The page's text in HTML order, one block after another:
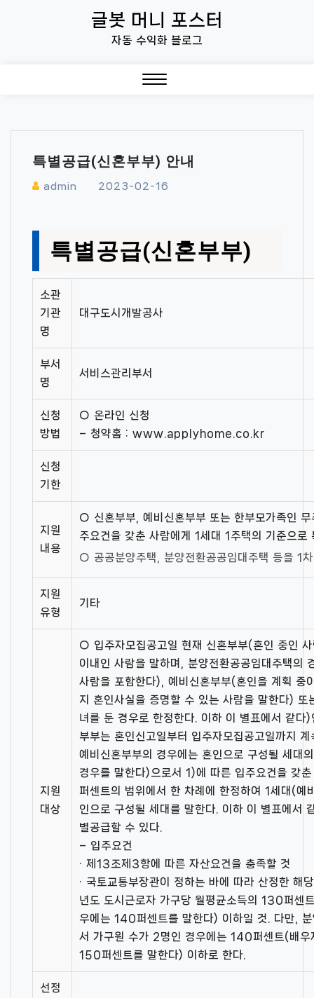
글봇 머니 포스터
자동 수익화 블로그
특별공급(신혼부부) 안내
admin 2023-02-16
특별공급(신혼부부)
소관
기관
명
대구도시개발공사
부서
명
서비스관리부서
신청
방법
○ 온라인 신청
– 청약홈 : www.applyhome.co.kr
신청
기한
지원
내용
○ 신혼부부, 예비신혼부부 또는 한부모가족인 무
주요건을 갖춘 사람에게 1세대 1주택의 기준으로
○ 공공분양주택, 분양전환공공임대주택 등을 1
지원
유형
기타
지원
대상
○ 입주자모집공고일 현재 신혼부부(혼인 중인
이내인 사람을 말하며, 분양전환공공임대주택의
사람을 포함한다), 예비신혼부부(혼인을 계획 중
지 혼인사실을 증명할 수 있는 사람을 말한다)
녀를 둔 경우로 한정한다. 이하 이 별표에서 같다
부부는 혼인신고일부터 입주자모집공고일까지
예비신혼부부의 경우에는 혼인으로 구성될 세대
경우를 말한다)으로서 1)에 따른 입주요건을 갖
퍼센트의 범위에서 한 차례에 한정하여 1세대(예
인으로 구성될 세대를 말한다. 이하 이 별표에서
별공급할 수 있다.
– 입주요건
· 제13조제3항에 따른 자산요건을 충족할 것
· 국토교통부장관이 정하는 바에 따라 산정한 해
년도 도시근로자 가구당 월평균소득의 130퍼센
우에는 140퍼센트를 말한다) 이하일 것. 다만, 분
서 가구원 수가 2명인 경우에는 140퍼센트(배우
150퍼센트를 말한다) 이하로 한다.
선정